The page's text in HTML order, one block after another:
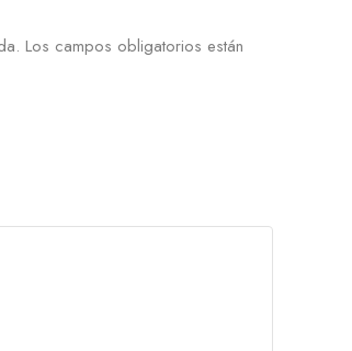
Los campos obligatorios están